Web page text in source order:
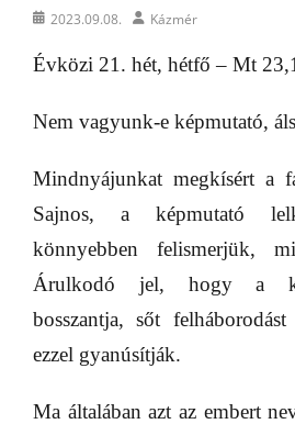
Posted2023.09.08. AuthorKázmér
Évközi 21. hét, hétfő – Mt
Nem vagyunk-e képmutató,
Mindnyájunkat megkísért a
Sajnos, a képmutató
könnyebben felismerjük,
Árulkodó jel, hogy a
bosszantja, sőt
ezzel gyanúsítják.
Ma általában azt az embert